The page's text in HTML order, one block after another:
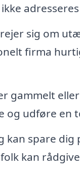
sig om
firma
gammelt
udføre en
kan spare
kan